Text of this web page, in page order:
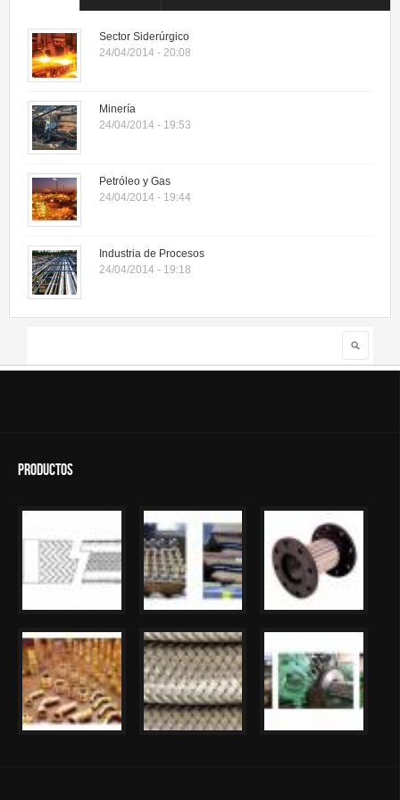
Cotizar
Sector Siderúrgico
24/04/2014 - 20:08
Minería
24/04/2014 - 19:53
Petróleo y Gas
24/04/2014 - 19:44
Industria de Procesos
24/04/2014 - 19:18
Productos